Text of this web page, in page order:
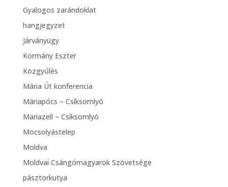
Gyalogos zarándoklat
hangjegyzet
Járványügy
Kormány Eszter
Közgyűlés
Mária Út konferencia
Máriapócs – Csíksomlyó
Mariazell – Csíksomlyó
Mocsolyástelep
Moldva
Moldvai Csángómagyarok Szövetsége
pásztorkutya